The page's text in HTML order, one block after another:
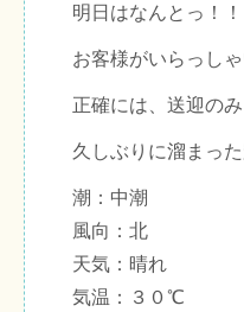
明日はなんとっ！！
お客様がいらっしゃ
正確には、送迎のみ
久しぶりに溜まっ
潮：中潮
風向：北
天気：晴れ
気温：３０℃